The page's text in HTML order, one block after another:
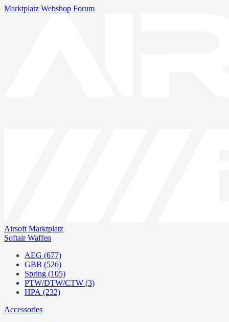
Marktplatz Webshop Forum
Airsoft Marktplatz
Softair Waffen
AEG (677)
GBB (526)
Spring (105)
PTW/DTW/CTW (3)
HPA (232)
Accessories